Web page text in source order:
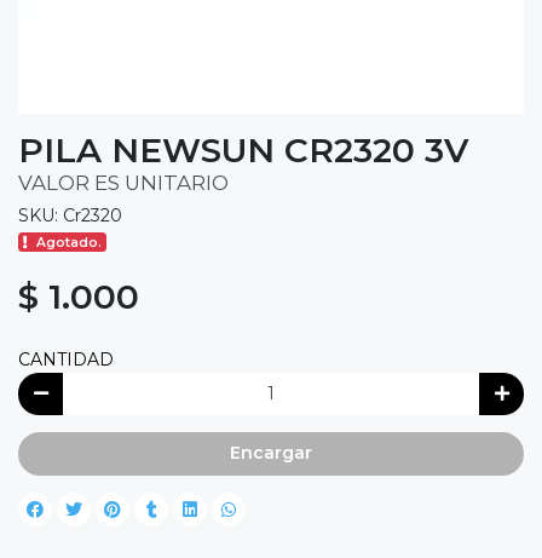
PILA NEWSUN CR2320 3V
VALOR ES UNITARIO
SKU: Cr2320
Agotado.
$ 1.000
CANTIDAD
Encargar